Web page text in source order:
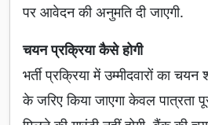
पर आवेदन की अनुमति दी जाएगी.
चयन प्रक्रिया कैसे होगी
भर्ती प्रक्रिया में उम्मीदवारों का
के जरिए किया जाएगा केवल पात्रता